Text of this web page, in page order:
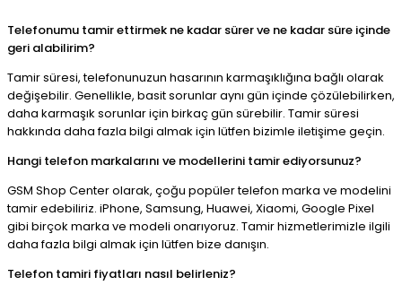
Telefonumu tamir ettirmek ne kadar sürer ve ne kadar süre içinde
geri alabilirim?
Tamir süresi, telefonunuzun hasarının karmaşıklığına bağlı olarak
değişebilir. Genellikle, basit sorunlar aynı gün içinde çözülebilirken,
daha karmaşık sorunlar için birkaç gün sürebilir. Tamir süresi
hakkında daha fazla bilgi almak için lütfen bizimle iletişime geçin.
Hangi telefon markalarını ve modellerini tamir ediyorsunuz?
GSM Shop Center olarak, çoğu popüler telefon marka ve modelini
tamir edebiliriz. iPhone, Samsung, Huawei, Xiaomi, Google Pixel
gibi birçok marka ve modeli onarıyoruz. Tamir hizmetlerimizle ilgili
daha fazla bilgi almak için lütfen bize danışın.
Telefon tamiri fiyatları nasıl belirleniz?